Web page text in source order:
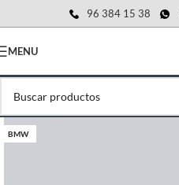
96 384 15 38
MENU
BMW